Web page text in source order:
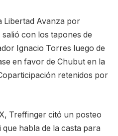
Libertad Avanza por
con los tapones de
Ignacio Torres luego de
en favor de Chubut en la
retenidos por
Treffinger citó un posteo
habla de la casta para